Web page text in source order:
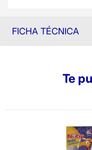
FICHA TÉCNICA
Te